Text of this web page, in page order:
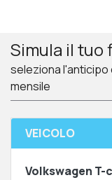
Simula il tuo
seleziona l'anticipo
mensile
VEICOLO
Volkswagen T-